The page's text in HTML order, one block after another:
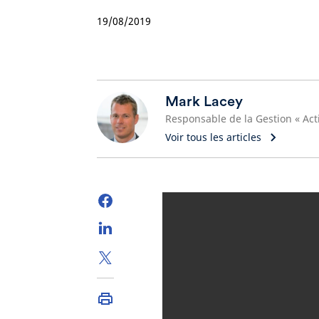
19/08/2019
Mark Lacey
Voir tous les articles